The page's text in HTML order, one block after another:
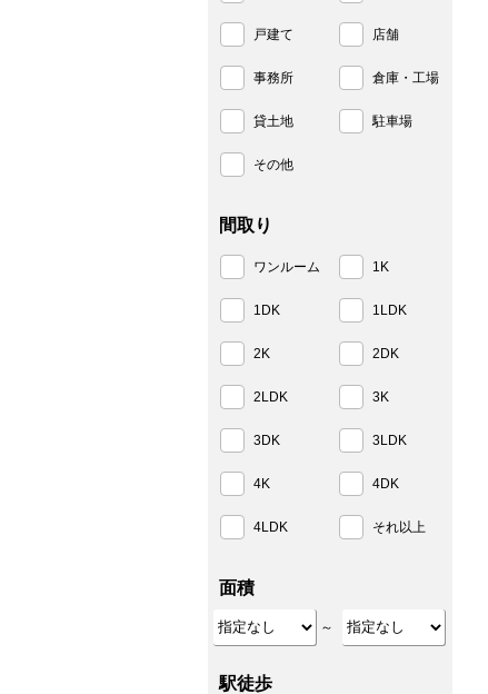
戸建て 店舗
事務所 倉庫・工場
貸土地 駐車場
その他
間取り
ワンルーム 1K
1DK 1LDK
2K 2DK
2LDK 3K
3DK 3LDK
4K 4DK
4LDK それ以上
面積
～
駅徒歩